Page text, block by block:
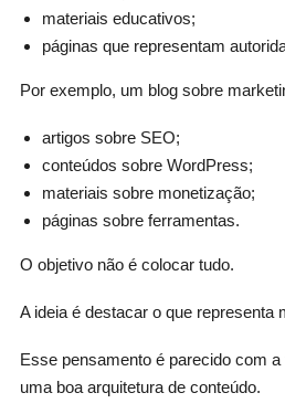
materiais educativos;
páginas que representam
Por exemplo, um blog sobre
artigos sobre SEO;
conteúdos sobre WordPress;
materiais sobre monetização;
páginas sobre ferramentas.
O objetivo não é colocar tudo.
A ideia é destacar o que representa
Esse pensamento é parecido com
uma boa arquitetura de conteúdo.